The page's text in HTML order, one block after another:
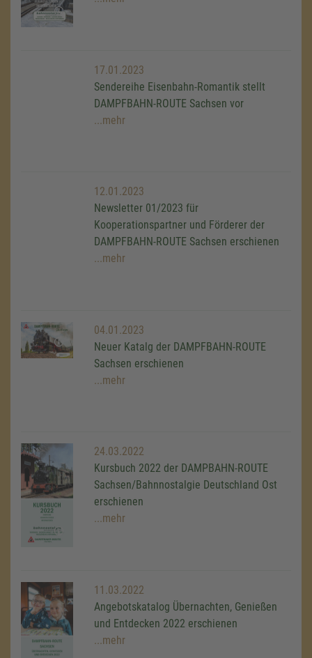
17.01.2023
Sendereihe Eisenbahn-Romantik stellt
DAMPFBAHN-ROUTE Sachsen vor
...mehr
12.01.2023
Newsletter 01/2023 für
Kooperationspartner und Förderer der
DAMPFBAHN-ROUTE Sachsen erschienen
...mehr
04.01.2023
Neuer Katalg der DAMPFBAHN-ROUTE
Sachsen erschienen
...mehr
24.03.2022
Kursbuch 2022 der DAMPBAHN-ROUTE
Sachsen/Bahnnostalgie Deutschland Ost
erschienen
...mehr
11.03.2022
Angebotskatalog Übernachten, Genießen
und Entdecken 2022 erschienen
...mehr